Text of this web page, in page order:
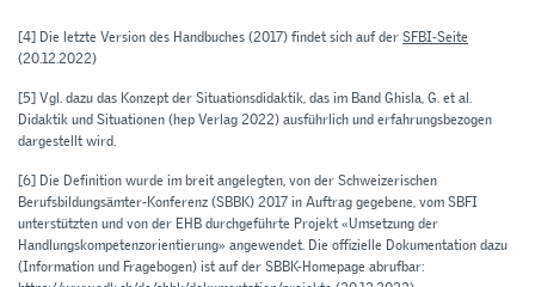
[4] Die letzte Version des Handbuches (2017) findet sich auf derSFBI-Seite
(20.12.2022)
[5]Vgl. dazu das Konzept der Situationsdidaktik, das im Band Ghisla, G. et al.
Didaktik und Situationen(hep Verlag 2022) ausführlich und erfahrungsbezogen
dargestellt wird.
[6] Die Definition wurde im breit angelegten, von der Schweizerischen
Berufsbildungsämter-Konferenz (SBBK) 2017 in Auftrag gegebene, vom SBFI
unterstützten und von der EHB durchgeführte Projekt «Umsetzung der
Handlungskompetenzorientierung» angewendet. Die offizielle Dokumentation dazu
(Information und Fragebogen) ist auf der SBBK-Homepage abrufbar: